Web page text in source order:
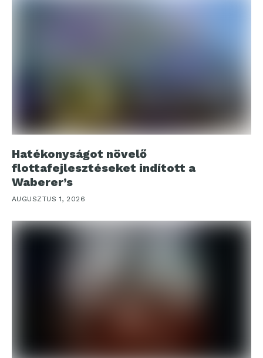
Hatékonyságot növelő
flottafejlesztéseket indított a
Waberer’s
AUGUSZTUS 1, 2026